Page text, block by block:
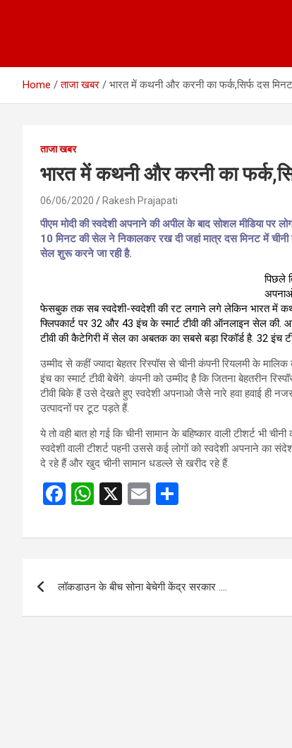
Home ताजा खबर भारत में कथनी और करनी का फर्क,सिर्फ दस
ताजा खबर
भारत में कथनी और करनी का
06/06/2020 Rakesh Prajapati
पीएम मोदी की स्वदेशी अपनाने की अपील के बाद सोशल मीडिया पर
10 मिनट की सेल ने निकालकर रख दी जहां मात्र दस मिनट में
सेल शुरू करने जा रही है.
पिछले
फेसबुक तक सब स्वदेशी-स्वदेशी की रट लगाने लगे लेकिन भारत में
फ्लिपकार्ट पर 32 और 43 इंच के स्मार्ट टीवी की ऑनलाइन सेल की.
टीवी की कैटेगिरी में सेल का अबतक का सबसे बड़ा रिकॉर्ड है. 32 इंच
उम्मीद से कहीं ज्यादा बेहतर रिस्पॉस से चीनी कंपनी रियलमी के
इंच का स्मार्ट टीवी बेचेंगे. कंपनी को उम्मीद है कि जितना बेहतरीन
टीवी बिके हैं उसे देखते हुए स्वदेशी अपनाओ जैसे नारे हवा हवाई ही
उत्पादनों पर टूट पड़ते हैं.
ये तो वही बात हो गई कि चीनी सामान के बहिष्कार वाली टीशर्ट
स्वदेशी वाली टीशर्ट पहनी उससे कई लोगों को स्वदेशी अपनाने का
दे रहे हैं और खुद चीनी सामान धडल्ले से खरीद रहे हैं.
F
ce
o
W
at
A
X
E
ail ar
navigation
लॉकडाउन के बीच सोना बेचेगी केंद्र सरकार ….